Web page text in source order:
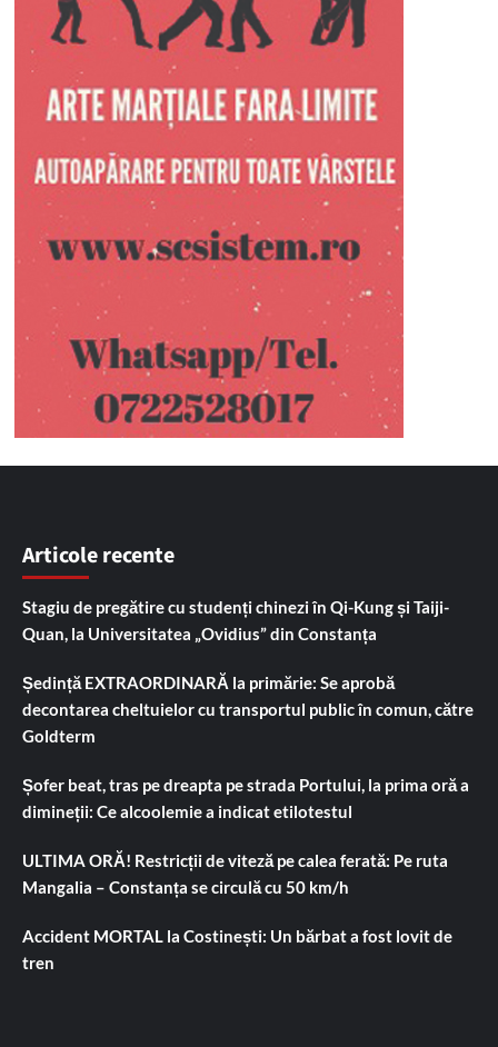
Articole recente
Stagiu de pregătire cu studenți chinezi în Qi-Kung și Taiji-
Quan, la Universitatea „Ovidius” din Constanța
Ședință EXTRAORDINARĂ la primărie: Se aprobă
decontarea cheltuielor cu transportul public în comun, către
Goldterm
Șofer beat, tras pe dreapta pe strada Portului, la prima oră a
dimineții: Ce alcoolemie a indicat etilotestul
ULTIMA ORĂ! Restricții de viteză pe calea ferată: Pe ruta
Mangalia – Constanța se circulă cu 50 km/h
Accident MORTAL la Costinești: Un bărbat a fost lovit de
tren